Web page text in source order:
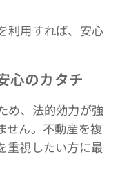
利用すれば、安心
心のカタチ
め、法的効力が強
せん。不動産を複
重視したい方に最